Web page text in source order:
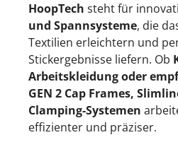
HoopTech steht für
und Spannsysteme, die
Textilien erleichtern und
Stickergebnisse liefern. Ob
Arbeitskleidung oder
GEN 2 Cap Frames,
Clamping-Systemen
effizienter und präziser.